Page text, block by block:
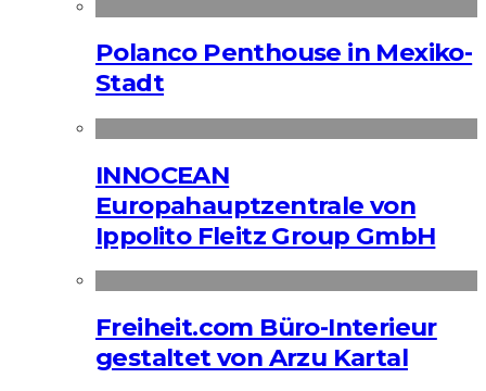
Polanco Penthouse in Mexiko-
Stadt
INNOCEAN
Europahauptzentrale von
Ippolito Fleitz Group GmbH
Freiheit.com Büro-Interieur
gestaltet von Arzu Kartal